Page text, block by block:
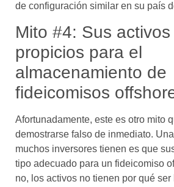
de configuración similar en su país
Mito #4: Sus
propicios para el
almacenamiento de
fideicomisos
Afortunadamente, este es otro mito
demostrarse falso de inmediato.
muchos inversores tienen es que
tipo adecuado para un fideicomiso
no, los activos no tienen por qué